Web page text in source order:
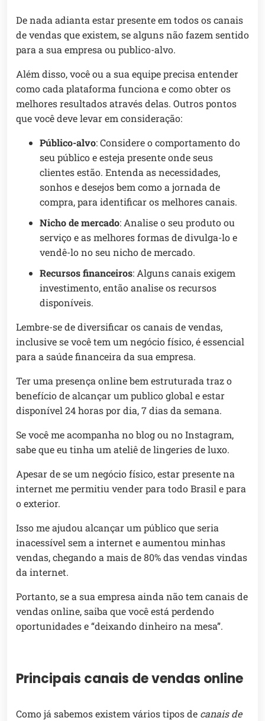
De nada adianta estar presente em todos os canais
de vendas que existem, se alguns não fazem sentido
para a sua empresa ou publico-alvo.
Além disso, você ou a sua equipe precisa entender
como cada plataforma funciona e como obter os
melhores resultados através delas. Outros pontos
que você deve levar em consideração:
Público-alvo: Considere o comportamento do
seu público e esteja presente onde seus
clientes estão. Entenda as necessidades,
sonhos e desejos bem como a jornada de
compra, para identificar os melhores canais.
Nicho de mercado: Analise o seu produto ou
serviço e as melhores formas de divulga-lo e
vendê-lo no seu nicho de mercado.
Recursos financeiros: Alguns canais exigem
investimento, então analise os recursos
disponíveis.
Lembre-se de diversificar os canais de vendas,
inclusive se você tem um negócio físico, é essencial
para a saúde financeira da sua empresa.
Ter uma presença online bem estruturada traz o
benefício de alcançar um publico global e estar
disponível 24 horas por dia, 7 dias da semana.
Se você me acompanha no blog ou no Instagram,
sabe que eu tinha um ateliê de lingeries de luxo.
Apesar de se um negócio físico, estar presente na
internet me permitiu vender para todo Brasil e para
o exterior.
Isso me ajudou alcançar um público que seria
inacessível sem a internet e aumentou minhas
vendas, chegando a mais de 80% das vendas vindas
da internet.
Portanto, se a sua empresa ainda não tem canais de
vendas online, saiba que você está perdendo
oportunidades e “deixando dinheiro na mesa”.
Principais canais de vendas online
Como já sabemos existem vários tipos de canais de